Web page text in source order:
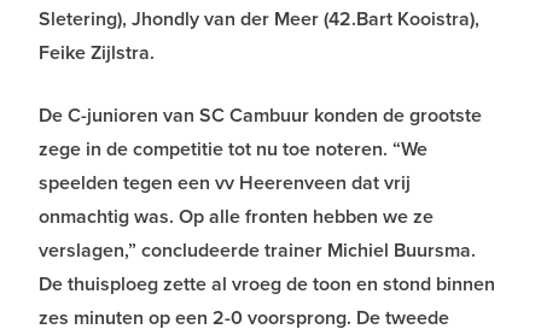
Sletering), Jhondly van der Meer (42.Bart Kooistra),
Feike Zijlstra.
De C-junioren van SC Cambuur konden de grootste
zege in de competitie tot nu toe noteren. “We
speelden tegen een vv Heerenveen dat vrij
onmachtig was. Op alle fronten hebben we ze
verslagen,” concludeerde trainer Michiel Buursma.
De thuisploeg zette al vroeg de toon en stond binnen
zes minuten op een 2-0 voorsprong. De tweede